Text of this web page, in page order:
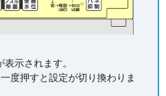
示されます。
度押すと設定が切り換わりま